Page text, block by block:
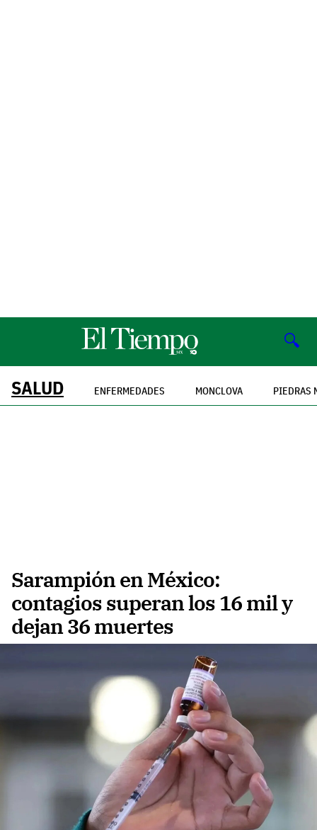
🔍
SALUD ENFERMEDADES MONCLOVA PIEDRAS
Sarampión en México:
contagios superan los 16 mil y
dejan 36 muertes